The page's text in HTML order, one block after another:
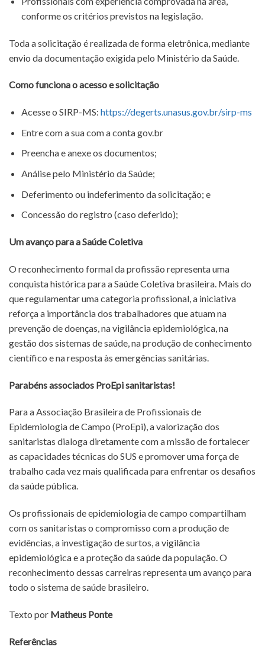
conforme os critérios previstos na legislação.
Toda a solicitação é realizada de forma eletrônica, mediante
envio da documentação exigida pelo Ministério da Saúde.
Como funciona o acesso e solicitação
Acesse o SIRP-MS: https://degerts.unasus.gov.br/sirp-ms
Entre com a sua com a conta gov.br
Preencha e anexe os documentos;
Análise pelo Ministério da Saúde;
Deferimento ou indeferimento da solicitação; e
Concessão do registro (caso deferido);
Um avanço para a Saúde Coletiva
O reconhecimento formal da profissão representa uma
conquista histórica para a Saúde Coletiva brasileira. Mais do
que regulamentar uma categoria profissional, a iniciativa
reforça a importância dos trabalhadores que atuam na
prevenção de doenças, na vigilância epidemiológica, na
gestão dos sistemas de saúde, na produção de conhecimento
científico e na resposta às emergências sanitárias.
Parabéns associados ProEpi sanitaristas!
Para a Associação Brasileira de Profissionais de
Epidemiologia de Campo (ProEpi), a valorização dos
sanitaristas dialoga diretamente com a missão de fortalecer
as capacidades técnicas do SUS e promover uma força de
trabalho cada vez mais qualificada para enfrentar os desafios
da saúde pública.
Os profissionais de epidemiologia de campo compartilham
com os sanitaristas o compromisso com a produção de
evidências, a investigação de surtos, a vigilância
epidemiológica e a proteção da saúde da população. O
reconhecimento dessas carreiras representa um avanço para
todo o sistema de saúde brasileiro.
Texto por Matheus Ponte
Referências